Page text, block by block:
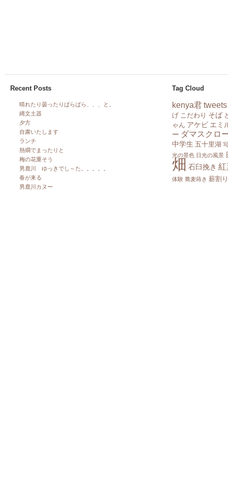
Recent Posts
晴れたり曇ったりぱらぱら、、、と。
縄文土器
夕方
自粛いたします
ランチ
熱燗でまったりと
梅の花重そう
男鹿川 ゆっきでし～た。。。。。
春が来る
男鹿川カヌー
Tag Cloud
kenya君 tweets
げ こだわり そば
ゃん アケビ エミ
ー ダマスクロ
中学生 五十里湖
光の景色 日光の風景
畑 石臼挽き 紅
体験 蕎麦蒔き 薪割り